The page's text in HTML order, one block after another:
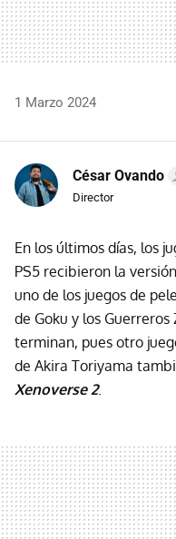
1 Marzo 2024
César Ovando
Director
En los últimos días, los
PS5 recibieron la
uno de los juegos de
de Goku y los
terminan, pues otro
de Akira Toriyama
Xenoverse 2.